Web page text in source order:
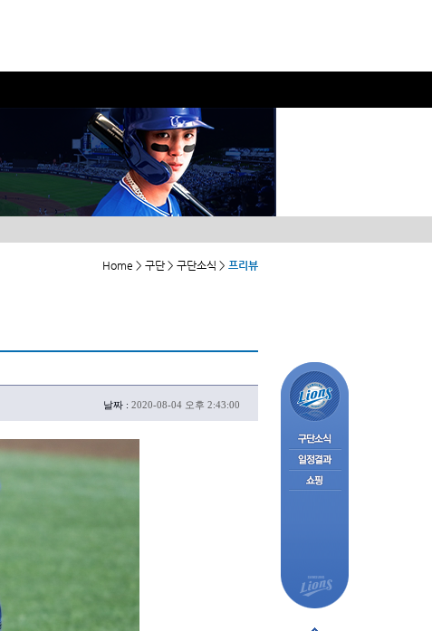
Home > 구단 > 구단소식 > 프리뷰
날짜 : 2020-08-04 오후 2:43:00